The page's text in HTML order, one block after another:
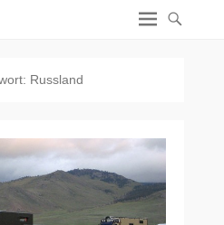
Russland